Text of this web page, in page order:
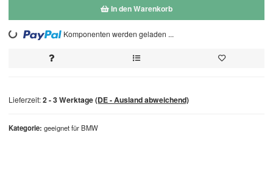
Kategorie geeignet für BMW
In den Warenkorb
Loading... Komponenten werden geladen ...
Lieferzeit:2 - 3 Werktage(DE - Ausland abweichend)